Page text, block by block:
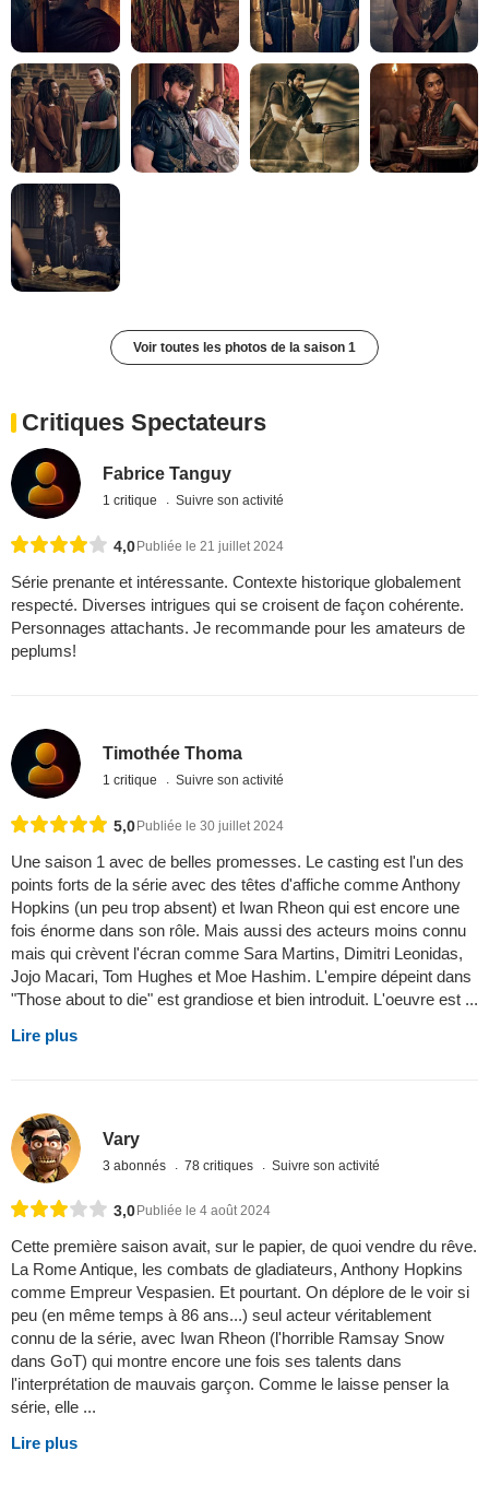
Voir toutes les photos de la saison 1
Critiques Spectateurs
Fabrice Tanguy
1 critique Suivre son activité
4,0Publiée le 21 juillet 2024
Série prenante et intéressante. Contexte historique globalement
respecté. Diverses intrigues qui se croisent de façon cohérente.
Personnages attachants. Je recommande pour les amateurs de
peplums!
Timothée Thoma
1 critique Suivre son activité
5,0 Publiée le 30 juillet 2024
Une saison 1 avec de belles promesses. Le casting est l'un des
points forts de la série avec des têtes d'affiche comme Anthony
Hopkins (un peu trop absent) et Iwan Rheon qui est encore une
fois énorme dans son rôle. Mais aussi des acteurs moins connu
mais qui crèvent l'écran comme Sara Martins, Dimitri Leonidas,
Jojo Macari, Tom Hughes et Moe Hashim. L'empire dépeint dans
"Those about to die" est grandiose et bien introduit. L'oeuvre est ...
Lire plus
Vary
3 abonnés 78 critiques Suivre son activité
3,0 Publiée le 4 août 2024
Cette première saison avait, sur le papier, de quoi vendre du rêve.
La Rome Antique, les combats de gladiateurs, Anthony Hopkins
comme Empreur Vespasien. Et pourtant. On déplore de le voir si
peu (en même temps à 86 ans...) seul acteur véritablement
connu de la série, avec Iwan Rheon (l'horrible Ramsay Snow
dans GoT) qui montre encore une fois ses talents dans
l'interprétation de mauvais garçon. Comme le laisse penser la
série, elle ...
Lire plus